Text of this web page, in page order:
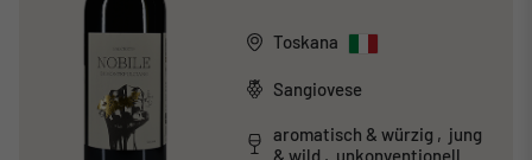
Toskana
Sangiovese
aromatisch & würzig , jung
& wild , unkonventionell